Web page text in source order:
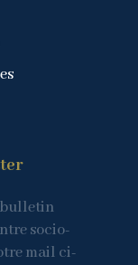
bulletin
socio-
mail ci-